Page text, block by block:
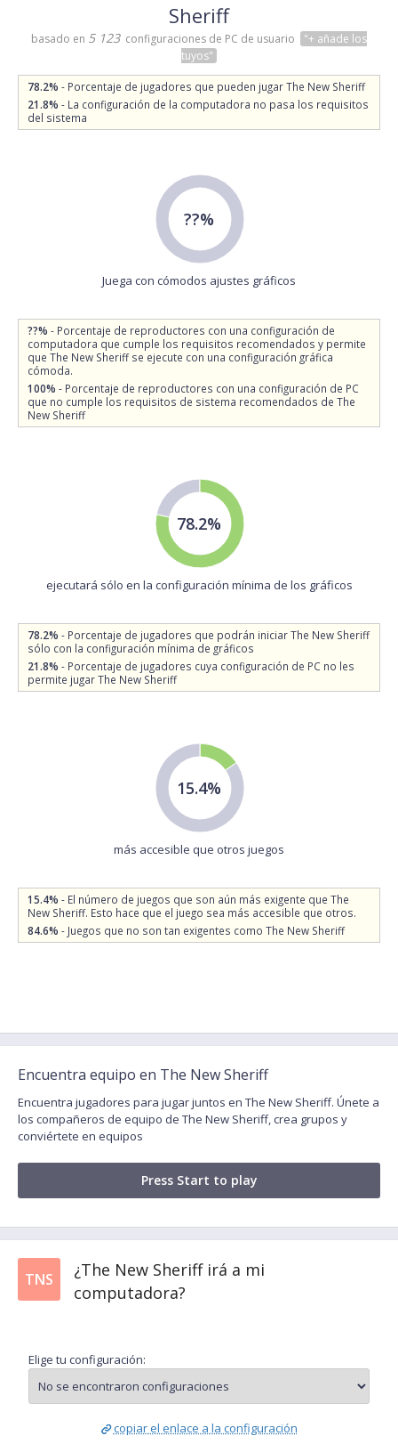
Sheriff
basado en 5 123 configuraciones de PC de usuario
"+ añade los
tuyos"
78.2% - Porcentaje de jugadores que pueden jugar The New Sheriff
21.8% - La configuración de la computadora no pasa los requisitos
del sistema
??%
Juega con cómodos ajustes gráficos
??% - Porcentaje de reproductores con una configuración de
computadora que cumple los requisitos recomendados y permite
que The New Sheriff se ejecute con una configuración gráfica
cómoda.
100% - Porcentaje de reproductores con una configuración de PC
que no cumple los requisitos de sistema recomendados de The
New Sheriff
78.2%
ejecutará sólo en la configuración mínima de los gráficos
78.2% - Porcentaje de jugadores que podrán iniciar The New Sheriff
sólo con la configuración mínima de gráficos
21.8% - Porcentaje de jugadores cuya configuración de PC no les
permite jugar The New Sheriff
15.4%
más accesible que otros juegos
15.4% - El número de juegos que son aún más exigente que The
New Sheriff. Esto hace que el juego sea más accesible que otros.
84.6% - Juegos que no son tan exigentes como The New Sheriff
Encuentra equipo en The New Sheriff
Encuentra jugadores para jugar juntos en The New Sheriff. Únete a
los compañeros de equipo de The New Sheriff, crea grupos y
conviértete en equipos
Press Start to play
TNS
¿The New Sheriff irá a mi
computadora?
Elige tu configuración:
copiar el enlace a la configuración